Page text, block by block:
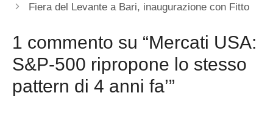
Fiera del Levante a Bari, inaugurazione con Fitto
1 commento su “Mercati USA:
S&P-500 ripropone lo stesso
pattern di 4 anni fa’”